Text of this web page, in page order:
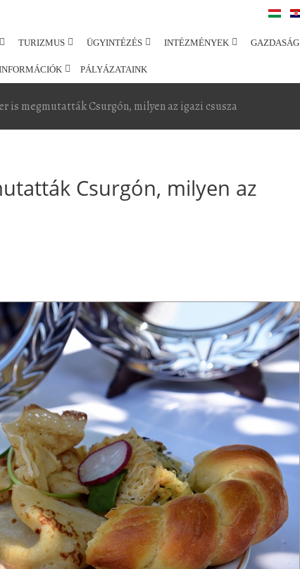
TURIZMUS ÜGYINTÉZÉS INTÉZMÉNYEK GAZDASÁG
PÁLYÁZATAINK
is megmutatták Csurgón, milyen az igazi csusza
Csurgón, milyen az